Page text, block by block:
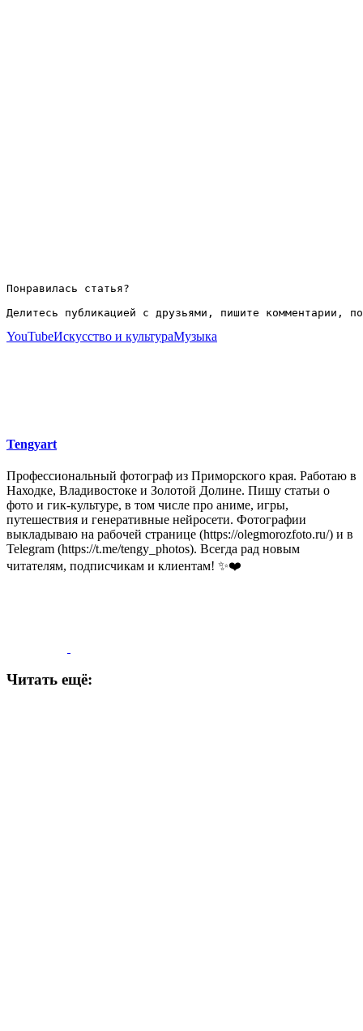
Понравилась статья?
Делитесь публикацией с друзьями, пишите комментарии,
YouTubeИскусство и культураМузыка
Tengyart
Профессиональный фотограф из Приморского края. Работаю в
Находке, Владивостоке и Золотой Долине. Пишу статьи о
фото и гик-культуре, в том числе про аниме, игры,
путешествия и генеративные нейросети. Фотографии
выкладываю на рабочей странице (https://olegmorozfoto.ru/) и в
Telegram (https://t.me/tengy_photos). Всегда рад новым
читателям, подписчикам и клиентам! ✨❤️
Читать ещё: